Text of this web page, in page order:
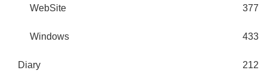
WebSite 377
Windows 433
Diary 212